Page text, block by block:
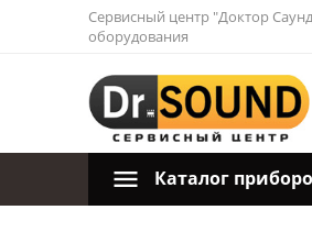
Сервисный центр "Доктор
оборудования
Каталог